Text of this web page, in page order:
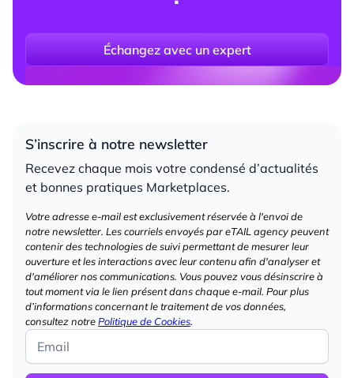
Échangez avec un expert
S’inscrire à notre newsletter
Recevez chaque mois votre condensé d’actualités
et bonnes pratiques Marketplaces.
Votre adresse e-mail est exclusivement réservée à l'envoi de
notre newsletter. Les courriels envoyés par eTAIL agency peuvent
contenir des technologies de suivi permettant de mesurer leur
ouverture et les interactions avec leur contenu afin d'analyser et
d'améliorer nos communications. Vous pouvez vous désinscrire à
tout moment via le lien présent dans chaque e-mail. Pour plus
d’informations concernant le traitement de vos données,
consultez notrePolitique de Cookies.